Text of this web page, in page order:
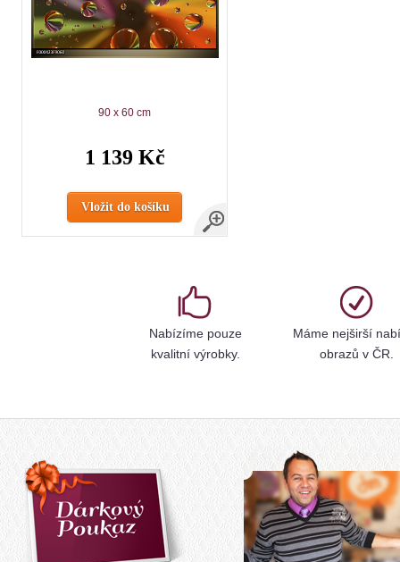
90 x 60 cm
1 139 Kč
Vložit do košíku
Nabízíme pouze
kvalitní výrobky.
Máme nejširší
obrazů v ČR.